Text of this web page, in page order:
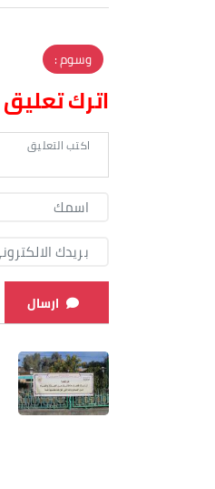
وسوم :
اترك تعليق
ارسال